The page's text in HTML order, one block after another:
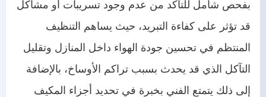
بفحص شامل للتأكد من عدم وجود تسريبات أو مشاكل
قد تؤثر على كفاءة التبريد، حيث يساهم التنظيف
المنتظم في تحسين جودة الهواء داخل المنازل وتقليل
التآكل الذي قد يحدث بسبب تراكم الأوساخ، بالإضافة
إلى ذلك يتمتع الفني بخبرة في تحديد أجزاء المكيف